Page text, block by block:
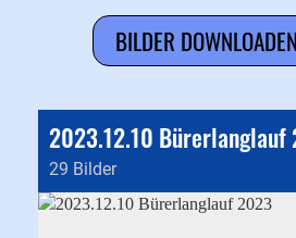
BILDER
2023.12.10 Bürerlanglauf
29 Bilder